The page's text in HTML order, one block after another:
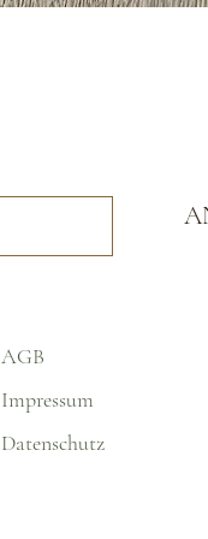
AGB
Impressum
Datenschutz